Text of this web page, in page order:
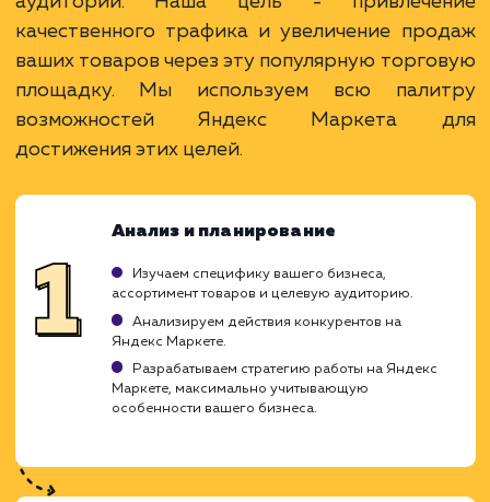
Привлечение покупателей на товарные
запросы.
Возможность сравнения с конкурентами.
Широкий охват и доступ к большой
аудитории.
Ограничения
Высокая конкуренция и цена за клик.
Требуется качественная оптимизация
товаров.